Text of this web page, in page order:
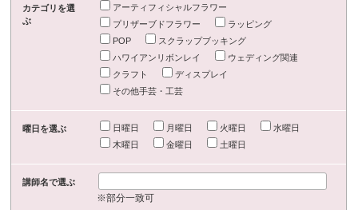
カテゴリを選
ぶ
アーティフィシャルフラワー
プリザーブドフラワー
ラッピング
POP
スクラップブッキング
ハワイアンリボンレイ
ウェディング関連
クラフト
ディスプレイ
その他手芸・工芸
曜日を選ぶ 日曜日 月曜日 火曜日
水曜日
木曜日
金曜日 土曜日
講師名で選ぶ
※部分一致可